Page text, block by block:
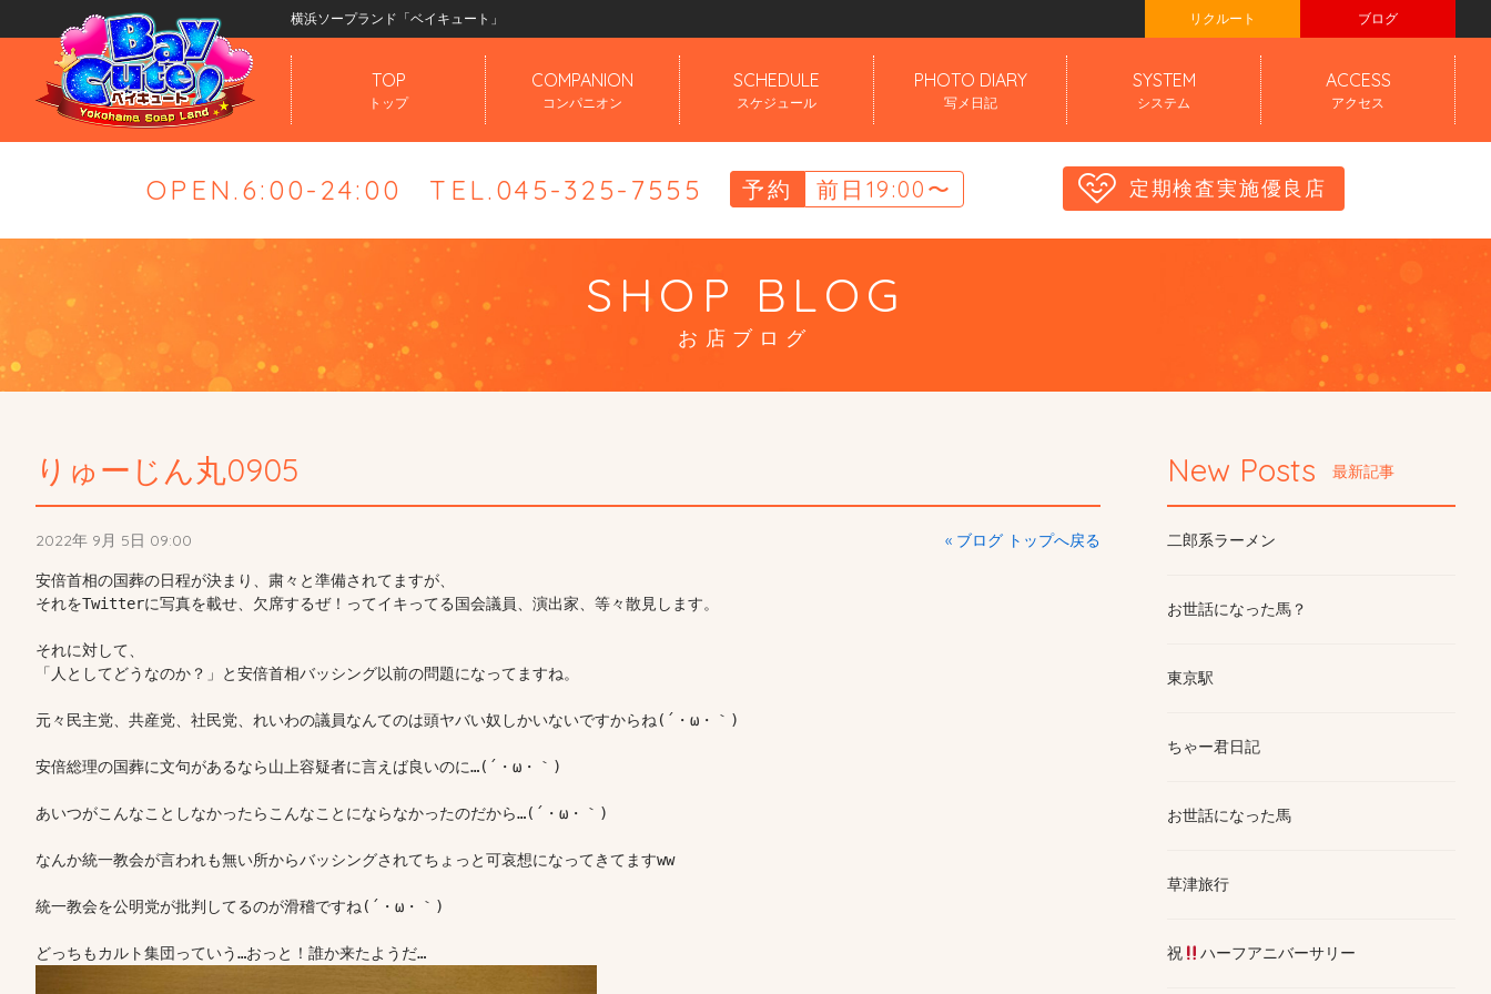
横浜ソープランド「ベイキュート」 リクルート ブログ
TOP
トップ
COMPANION
コンパニオン
SCHEDULE
スケジュール
PHOTO DIARY
写メ日記
SYSTEM
システム
ACCESS
アクセス
OPEN.6:00-24:00 TEL.045-325-7555 予約 前日19:00〜 定期検査実施優良店
SHOP BLOG
お店ブログ
りゅーじん丸0905
2022年 9月 5日 09:00 « ブログ トップへ戻る
安倍首相の国葬の日程が決まり、粛々と準備されてますが、
それをTwitterに写真を載せ、欠席するぜ！ってイキってる国会議員、演出家、等々散見します。
それに対して、
「人としてどうなのか？」と安倍首相バッシング以前の問題になってますね。
元々民主党、共産党、社民党、れいわの議員なんてのは頭ヤバい奴しかいないですからね(´・ω・｀)
安倍総理の国葬に文句があるなら山上容疑者に言えば良いのに…(´・ω・｀)
あいつがこんなことしなかったらこんなことにならなかったのだから…(´・ω・｀)
なんか統一教会が言われも無い所からバッシングされてちょっと可哀想になってきてますww
統一教会を公明党が批判してるのが滑稽ですね(´・ω・｀)
New Posts 最新記事
二郎系ラーメン
お世話になった馬？
東京駅
ちゃー君日記
お世話になった馬
草津旅行
祝 ハーフアニバーサリー